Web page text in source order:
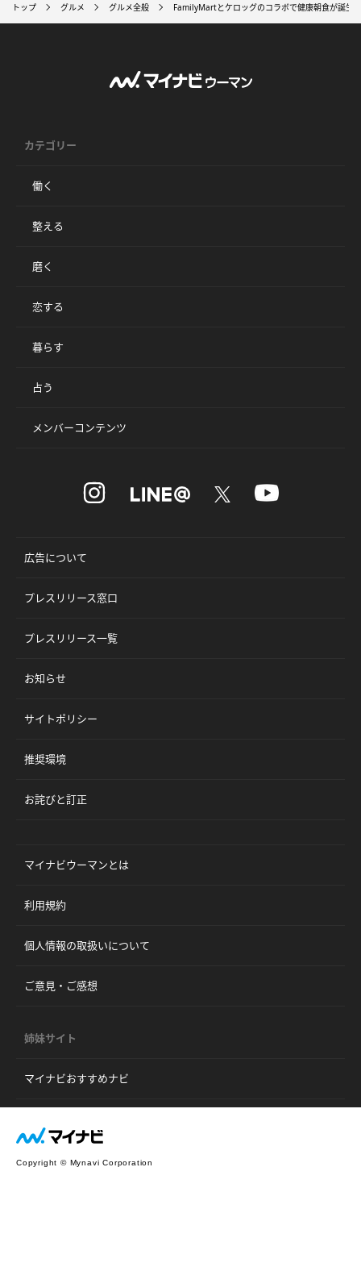
トップ グルメ グルメ全般 FamilyMartとケロッグのコラボで健康朝食が誕生！
カテゴリー
働く
整える
磨く
恋する
暮らす
占う
メンバーコンテンツ
広告について
プレスリリース窓口
プレスリリース一覧
お知らせ
サイトポリシー
推奨環境
お詫びと訂正
マイナビウーマンとは
利用規約
個人情報の取扱いについて
ご意見・ご感想
姉妹サイト
マイナビおすすめナビ
Copyright © Mynavi Corporation